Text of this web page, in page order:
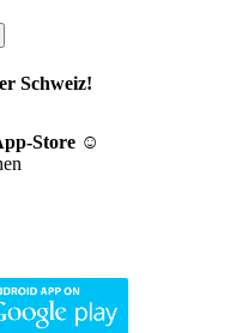
Schweiz!
Store ☺